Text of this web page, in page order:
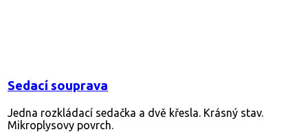
Sedací souprava
Jedna rozkládací sedačka a dvě křesla. Krásný stav.
Mikroplysovy povrch.